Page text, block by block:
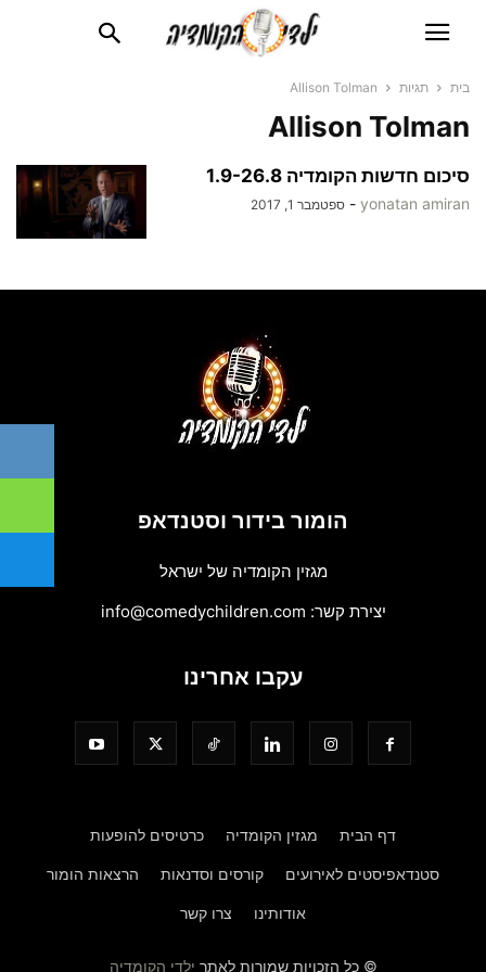
בית תגיות Allison Tolman
Allison Tolman
סיכום חדשות הקומדיה 1.9-26.8
yonatan amiran
- ספטמבר 1, 2017
הומור בידור וסטנדאפ
מגזין הקומדיה של ישראל
יצירת קשר: info@comedychildren.com
עקבו אחרינו
דף הבית מגזין הקומדיה כרטיסים להופעות
סטנדאפיסטים לאירועים קורסים וסדנאות הרצאות הומור
אודותינו צרו קשר
© כל הזכויות שמורות לאתר ילדי הקומדיה